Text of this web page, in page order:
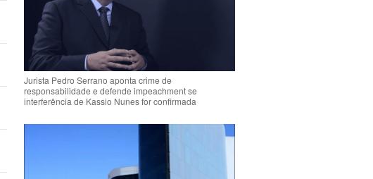
Jurista Pedro Serrano aponta crime de
responsabilidade e defende impeachment se
interferência de Kassio Nunes for confirmada